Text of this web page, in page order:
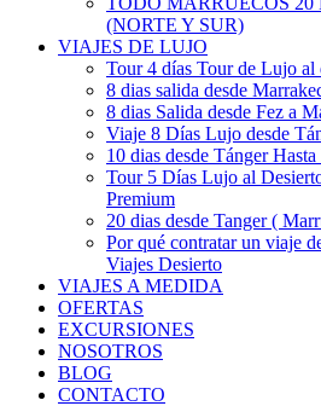
(NORTE Y SUR)
VIAJES DE LUJO
Tour 4 días Tour de Lujo al
8 dias salida desde
8 dias Salida desde Fez a
Viaje 8 Días Lujo desde
10 dias desde Tánger
Tour 5 Días Lujo al
Premium
20 dias desde Tanger (
Por qué contratar un viaje
Viajes Desierto
VIAJES A MEDIDA
OFERTAS
EXCURSIONES
NOSOTROS
BLOG
CONTACTO